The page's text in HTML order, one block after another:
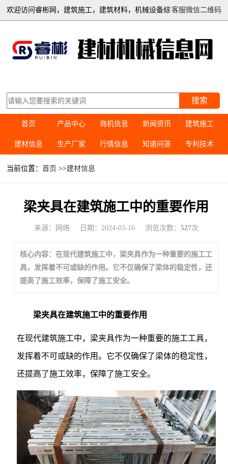
客服微信二维码
欢迎访问睿彬网，建筑施工，建筑材料，机械设备综
搜索
首页 产品中心 商机信息 新闻资讯 建筑施工
建材信息 生产厂家 行情信息 知道问答 专利技术
当前位置：首页 >>建材信息
梁夹具在建筑施工中的重要作用
来源：网络 日期：2024-03-16 浏览次数： 527次
核心内容：在现代建筑施工中，梁夹具作为一种重要的施工工
具，发挥着不可或缺的作用。它不仅确保了梁体的稳定性，还
提高了施工效率，保障了施工安全。
梁夹具在建筑施工中的重要作用
在现代建筑施工中，梁夹具作为一种重要的施工工具，
发挥着不可或缺的作用。它不仅确保了梁体的稳定性，
还提高了施工效率，保障了施工安全。